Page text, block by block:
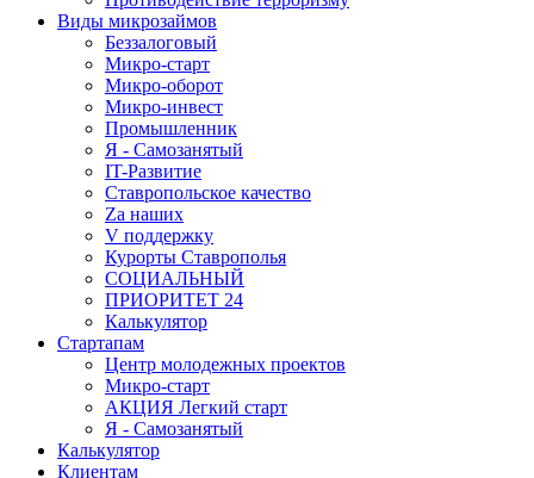
Виды микрозаймов
Беззалоговый
Микро-старт
Микро-оборот
Микро-инвест
Промышленник
Я - Самозанятый
IT-Развитие
Ставропольское качество
Za наших
V поддержку
Курорты Ставрополья
СОЦИАЛЬНЫЙ
ПРИОРИТЕТ 24
Калькулятор
Стартапам
Центр молодежных проектов
Микро-старт
АКЦИЯ Легкий старт
Я - Самозанятый
Калькулятор
Клиентам